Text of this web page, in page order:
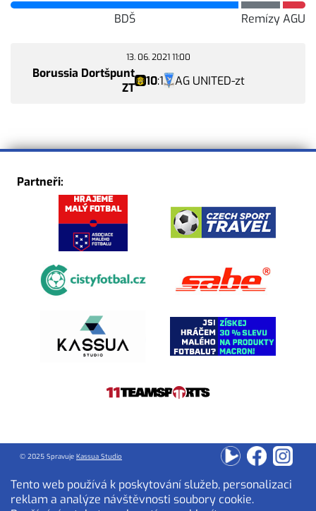
BDŠ
RemízyAGU
13. 06. 2021 11:00
Borussia Dortšpunt
ZT
10:1 AG UNITED-zt
Partneři:
© 2025 Spravuje Kassua Studio
Tento web používá k poskytování služeb, personalizaci
reklam a analýze návštěvnosti soubory cookie.